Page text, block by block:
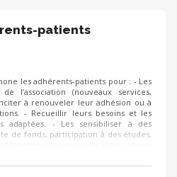
patients
les adhérents-patients pour : - Les
l’association (nouveaux services,
à renouveler leur adhésion ou à
- Recueillir leurs besoins et les
adaptées. - Les sensibiliser à des
de fonds, participation à des études,
Pourquoi cette mission est
directement à améliorer la qualité de